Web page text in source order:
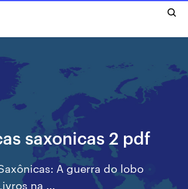
saxonicas 2 pdf
A guerra do lobo
na ...